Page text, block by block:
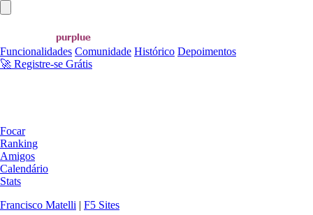
Funcionalidades Comunidade Histórico Depoimentos
🚀 Registre-se Grátis
Focar
Ranking
Amigos
Calendário
Stats
Francisco Matelli | F5 Sites